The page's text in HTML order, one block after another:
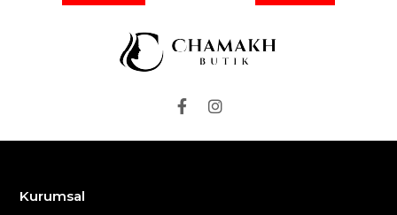
Kurumsal